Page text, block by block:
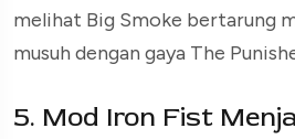
melihat Big Smoke bertarung
musuh dengan gaya The
5. Mod Iron Fist